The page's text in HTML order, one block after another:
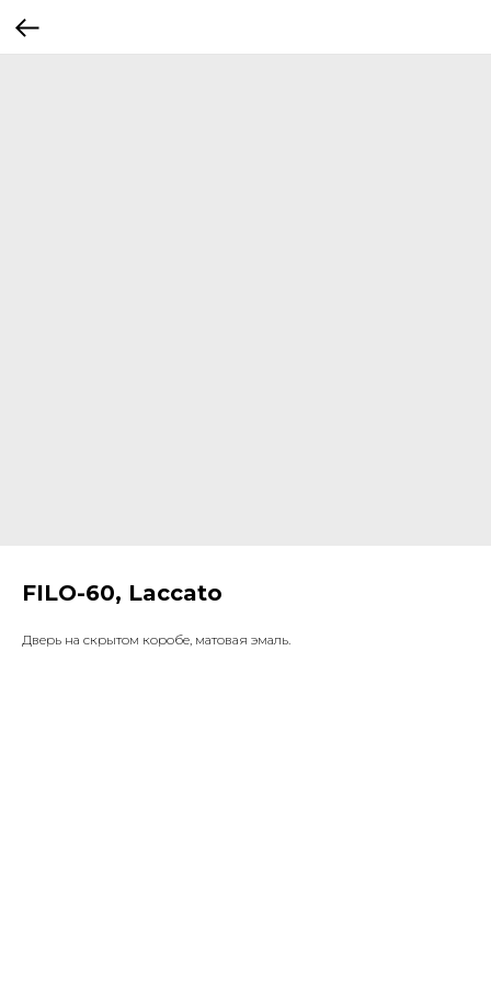
FILO-60, Laccato
Дверь на скрытом коробе, матовая эмаль.